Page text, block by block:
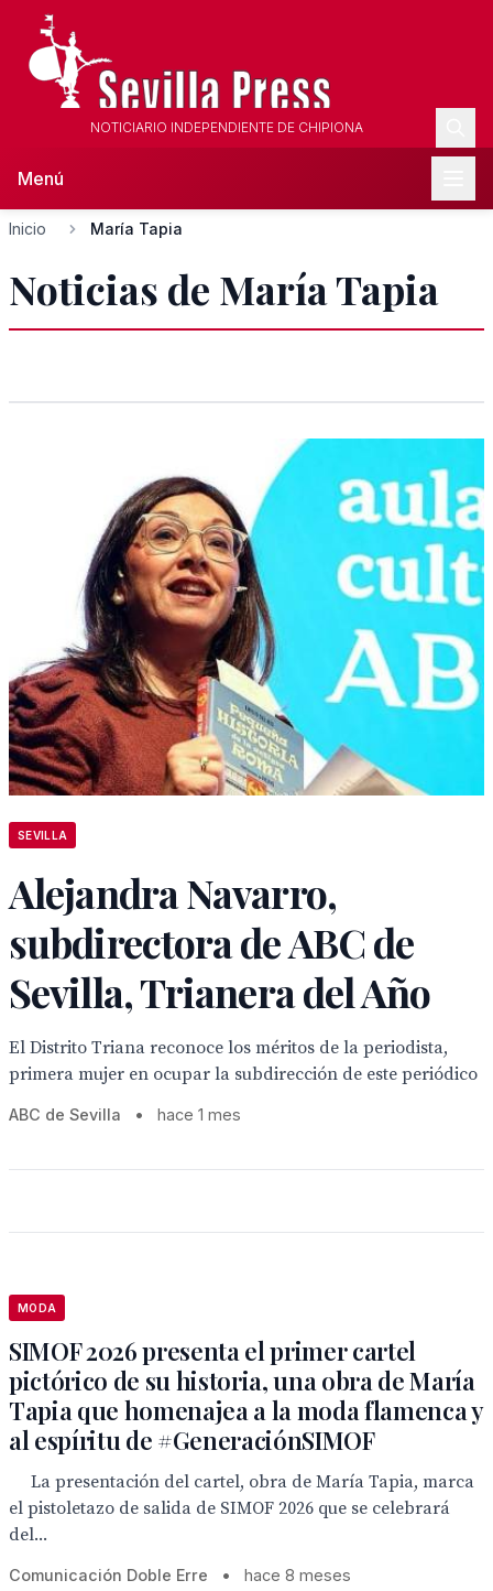
NOTICIARIO INDEPENDIENTE DE CHIPIONA
Menú
Inicio María Tapia
Noticias de María Tapia
SEVILLA
Alejandra Navarro,
subdirectora de ABC de
Sevilla, Trianera del Año
El Distrito Triana reconoce los méritos de la periodista,
primera mujer en ocupar la subdirección de este periódico
ABC de Sevilla • hace 1 mes
MODA
SIMOF 2026 presenta el primer cartel
pictórico de su historia, una obra de María
Tapia que homenajea a la moda flamenca y
al espíritu de #GeneraciónSIMOF
La presentación del cartel, obra de María Tapia, marca
el pistoletazo de salida de SIMOF 2026 que se celebrará
del...
Comunicación Doble Erre • hace 8 meses